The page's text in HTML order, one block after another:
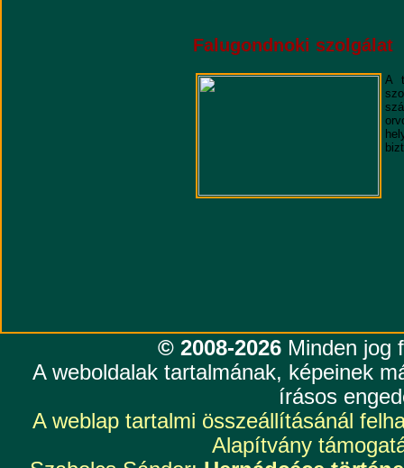
Falugondnoki szolgálat
A
© 2008-2026 Minden jog
A weboldalak tartalmának, képeinek
írásos
A weblap tartalmi összeállításánál
Alapítvány